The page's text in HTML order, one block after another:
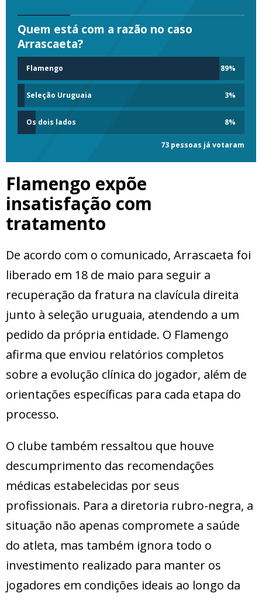
Quem está com a razão no caso
Arrascaeta?
Flamengo 89%
Seleção Uruguaia 3%
Os dois lados 8%
73 pessoas já votaram
Flamengo expõe
insatisfação com
tratamento
De acordo com o comunicado, Arrascaeta foi
liberado em 18 de maio para seguir a
recuperação da fratura na clavícula direita
junto à seleção uruguaia, atendendo a um
pedido da própria entidade. O Flamengo
afirma que enviou relatórios completos
sobre a evolução clínica do jogador, além de
orientações específicas para cada etapa do
processo.
O clube também ressaltou que houve
descumprimento das recomendações
médicas estabelecidas por seus
profissionais. Para a diretoria rubro-negra, a
situação não apenas compromete a saúde
do atleta, mas também ignora todo o
investimento realizado para manter os
jogadores em condições ideais ao longo da